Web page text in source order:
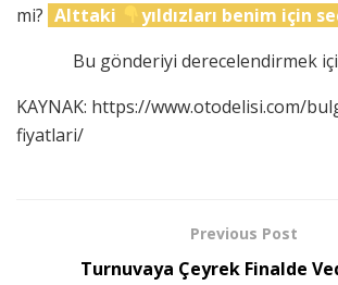
mi? Alttaki
yıldızları benim için
Bu gönderiyi derecelendirmek
KAYNAK: https://www.otodelisi.com/
fiyatlari/
Previous Post
Turnuvaya Çeyrek Finalde